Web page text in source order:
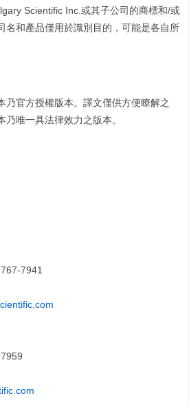
Scientific Inc.或其子公司的商標和/或
名和產品僅用於識別目的，可能是各自所
乃官方授權版本。譯文僅供方便瞭解之
唯一具法律效力之版本。
7941